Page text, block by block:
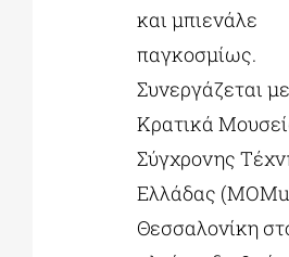
και μπιενάλε
παγκοσμίως.
Συνεργάζεται
Κρατικά
Σύγχρονης
Ελλάδας
Θεσσαλονίκη